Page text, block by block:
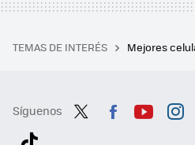
TEMAS DE INTERÉS Mejores
Síguenos